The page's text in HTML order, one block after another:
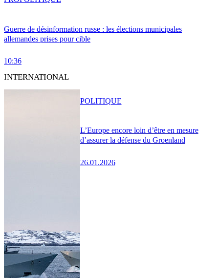
Guerre de désinformation russe : les élections municipales
allemandes prises pour cible
10:36
INTERNATIONAL
L’Europe encore loin d’être en mesure
d’assurer la défense du Groenland
26.01.2026
POLITIQUE